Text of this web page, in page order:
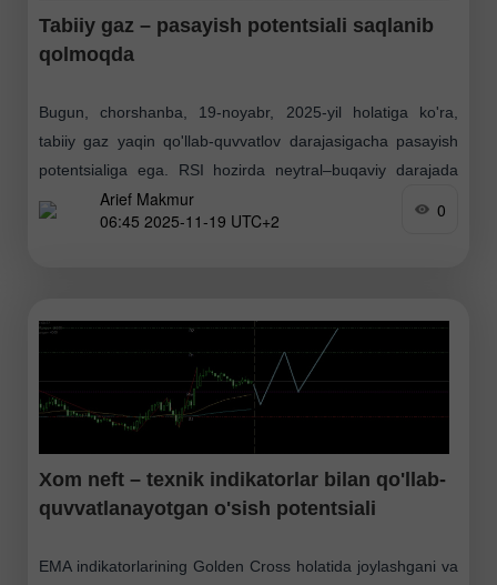
Tabiiy gaz – pasayish potentsiali saqlanib
qolmoqda
Bugun, chorshanba, 19-noyabr, 2025-yil holatiga ko'ra,
tabiiy gaz yaqin qo'llab-quvvatlov darajasigacha pasayish
potentsialiga ega. RSI hozirda neytral–buqaviy darajada
bo'lsa-da, ikkala EMA chizig'ining Death Cross holatini
shakllantirgani bugun #NG uchun pasayish
Arief Makmur
06:45 2025-11-19 UTC+2
0
Xom neft – texnik indikatorlar bilan qo'llab-
quvvatlanayotgan o'sish potentsiali
EMA indikatorlarining Golden Cross holatida joylashgani va